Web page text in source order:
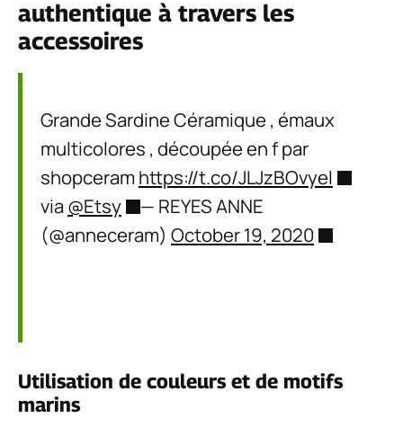
authentique à travers les
accessoires
Grande Sardine Céramique , émaux
multicolores , découpée en f par
shopceram https://t.co/JLJzBOvyel
via@Etsy
— REYES ANNE
(@anneceram) October 19, 2020
Utilisation de couleurs et de motifs
marins